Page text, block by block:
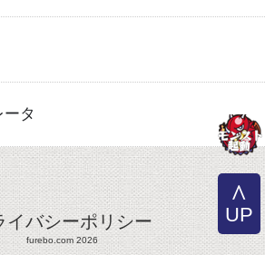
タ
イバシーポリシー
furebo.com 2026
UP